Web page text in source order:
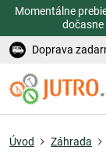
Momentálne
dočasne
Doprava
Úvod Záhrada